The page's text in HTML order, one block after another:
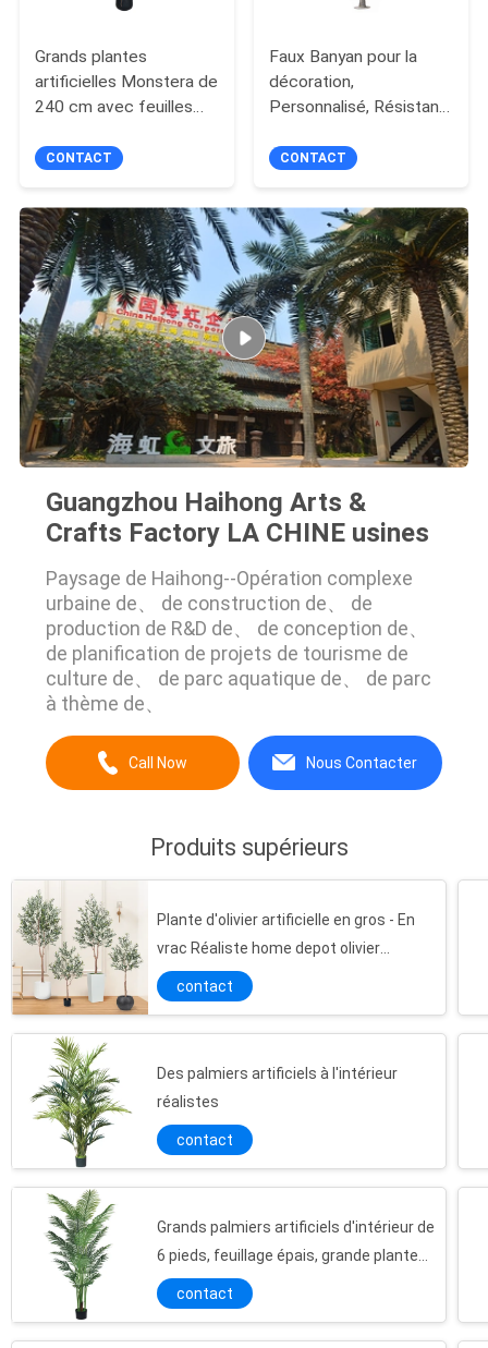
Grands plantes
artificielles Monstera de
240 cm avec feuilles
décoration de bureau et
CONTACT
Faux Banyan pour la
décoration,
Personnalisé, Résistant
Hauteur 5M
CONTACT
Guangzhou Haihong Arts &
Crafts Factory LA CHINE usines
Paysage de Haihong--Opération complexe
urbaine de、 de construction de、 de
production de R&D de、 de conception de、
de planification de projets de tourisme de
culture de、 de parc aquatique de、 de parc
à thème de、
Call Now Nous Contacter
Produits supérieurs
Plante d'olivier artificielle en gros - En
vrac Réaliste home depot olivier
Fabricant direct
contact
Des palmiers artificiels à l'intérieur
réalistes
contact
Grands palmiers artificiels d'intérieur de
6 pieds, feuillage épais, grande plante
artificielle en soie pour la décoration
intérieure
contact